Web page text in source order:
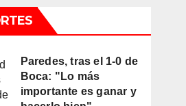
Paredes, tras el 1-0 de
Boca: "Lo más
importante es ganar y